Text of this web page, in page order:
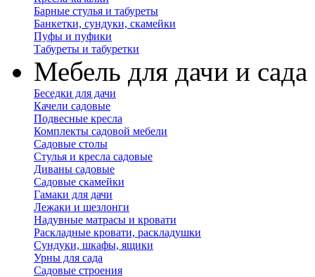
Барные стулья и табуреты
Банкетки, сундуки, скамейки
Пуфы и пуфики
Табуреты и табуретки
Мебель для дачи и сада
Беседки для дачи
Качели садовые
Подвесные кресла
Комплекты садовой мебели
Садовые столы
Стулья и кресла садовые
Диваны садовые
Садовые скамейки
Гамаки для дачи
Лежаки и шезлонги
Надувные матрасы и кровати
Раскладные кровати, раскладушки
Сундуки, шкафы, ящики
Урны для сада
Садовые строения